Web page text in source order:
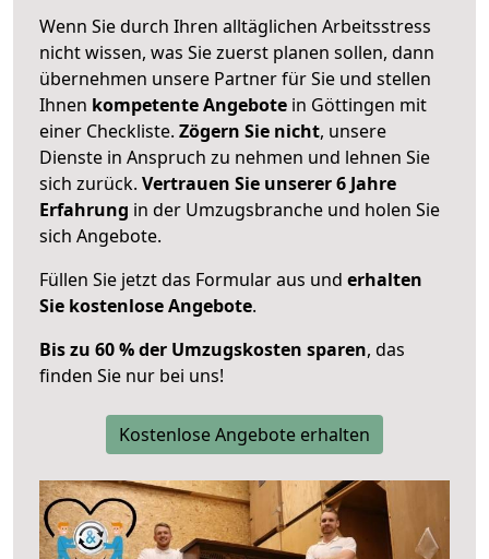
Wenn Sie durch Ihren alltäglichen Arbeitsstress
nicht wissen, was Sie zuerst planen sollen, dann
übernehmen unsere Partner für Sie und stellen
Ihnen kompetente Angebote in Göttingen mit
einer Checkliste. Zögern Sie nicht, unsere
Dienste in Anspruch zu nehmen und lehnen Sie
sich zurück. Vertrauen Sie unserer 6 Jahre
Erfahrung in der Umzugsbranche und holen Sie
sich Angebote.
Füllen Sie jetzt das Formular aus und erhalten
Sie kostenlose Angebote.
Bis zu 60 % der Umzugskosten sparen, das
finden Sie nur bei uns!
Kostenlose Angebote erhalten